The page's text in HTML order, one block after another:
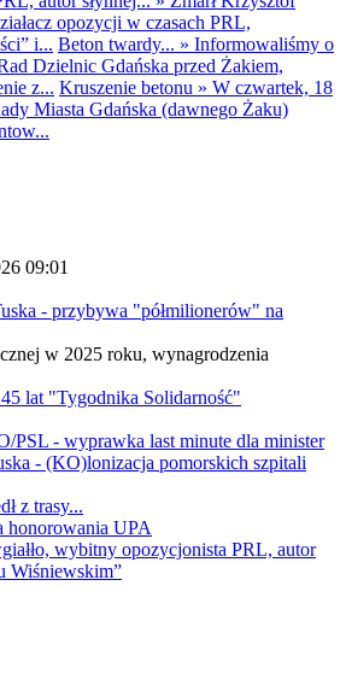
opozycji w czasach PRL,
i... Beton twardy... » Informowaliśmy o
Dzielnic Gdańska przed Żakiem,
z... Kruszenie betonu » W czwartek, 18
Miasta Gdańska (dawnego Żaku)
09:01
- przybywa "półmilionerów" na
w 2025 roku, wynagrodzenia
lat "Tygodnika Solidarność"
PSL - wyprawka last minute dla minister
- (KO)lonizacja pomorskich szpitali
z trasy...
honorowania UPA
wybitny opozycjonista PRL, autor
Wiśniewskim”